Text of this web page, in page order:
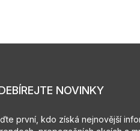
NOVINKY
první, kdo získá nejnovější